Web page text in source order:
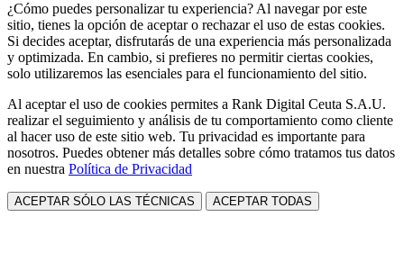
¿Cómo puedes personalizar tu experiencia? Al navegar por este
sitio, tienes la opción de aceptar o rechazar el uso de estas cookies.
Si decides aceptar, disfrutarás de una experiencia más personalizada
y optimizada. En cambio, si prefieres no permitir ciertas cookies,
solo utilizaremos las esenciales para el funcionamiento del sitio.
Al aceptar el uso de cookies permites a Rank Digital Ceuta S.A.U.
realizar el seguimiento y análisis de tu comportamiento como cliente
al hacer uso de este sitio web. Tu privacidad es importante para
nosotros. Puedes obtener más detalles sobre cómo tratamos tus datos
en nuestra Política de Privacidad
ACEPTAR SÓLO LAS TÉCNICAS ACEPTAR TODAS